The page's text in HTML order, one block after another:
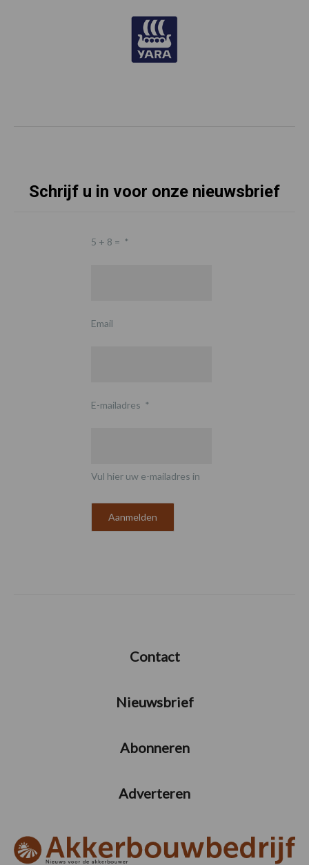
Schrijf u in voor onze nieuwsbrief
5 + 8 = *
Email
E-mailadres *
Vul hier uw e-mailadres in
Contact
Nieuwsbrief
Abonneren
Adverteren